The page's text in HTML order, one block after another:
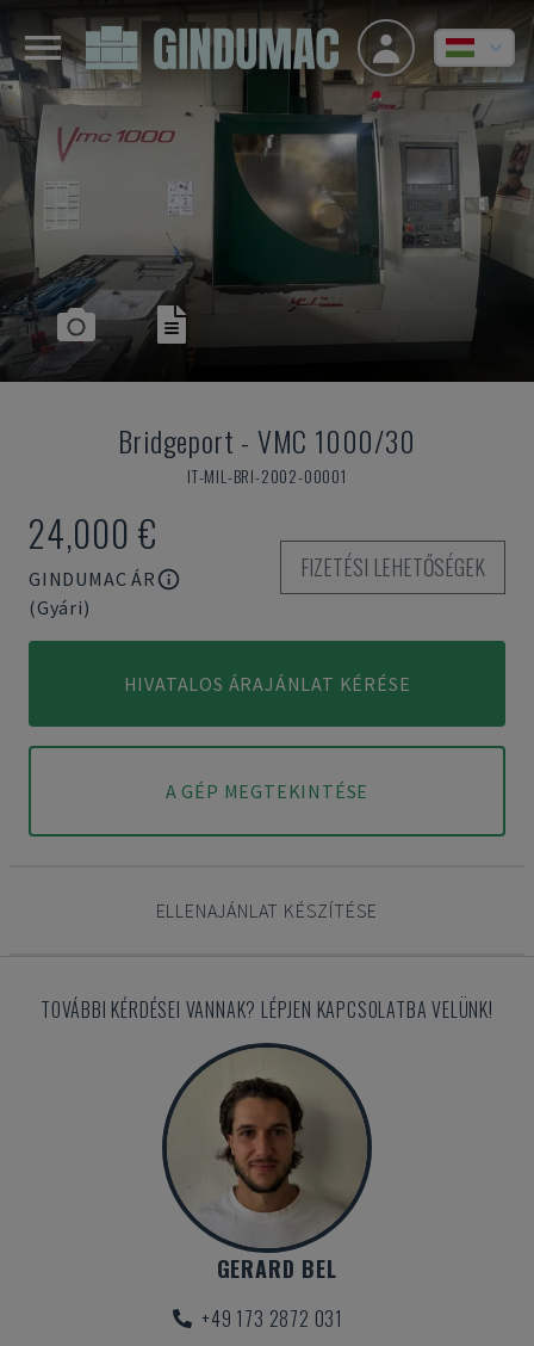
Bridgeport - VMC 1000/30
IT-MIL-BRI-2002-00001
24,000 €
GINDUMAC ÁR
(Gyári)
FIZETÉSI LEHETŐSÉGEK
HIVATALOS ÁRAJÁNLAT KÉRÉSE
A GÉP MEGTEKINTÉSE
ELLENAJÁNLAT KÉSZÍTÉSE
TOVÁBBI KÉRDÉSEI VANNAK? LÉPJEN KAPCSOLATBA VELÜNK!
GERARD BEL
+49 173 2872 031